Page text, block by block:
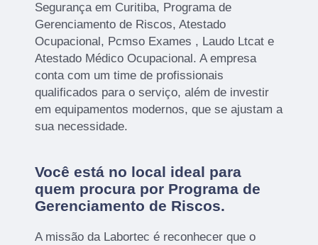
Segurança em Curitiba, Programa de
Gerenciamento de Riscos, Atestado
Ocupacional, Pcmso Exames , Laudo Ltcat e
Atestado Médico Ocupacional. A empresa
conta com um time de profissionais
qualificados para o serviço, além de investir
em equipamentos modernos, que se ajustam a
sua necessidade.
Você está no local ideal para
quem procura por Programa de
Gerenciamento de Riscos.
A missão da Labortec é reconhecer que o